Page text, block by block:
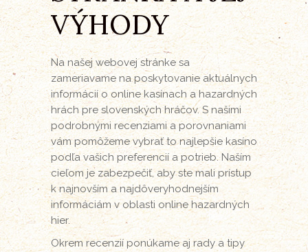
VÝHODY
Na našej webovej stránke sa
zameriavame na poskytovanie aktuálnych
informácií o online kasínach a hazardných
hrách pre slovenských hráčov. S našimi
podrobnými recenziami a porovnaniami
vám pomôžeme vybrať to najlepšie kasíno
podľa vašich preferencií a potrieb. Naším
cieľom je zabezpečiť, aby ste mali prístup
k najnovším a najdôveryhodnejším
informáciám v oblasti online hazardných
hier.
Okrem recenzií ponúkame aj rady a tipy